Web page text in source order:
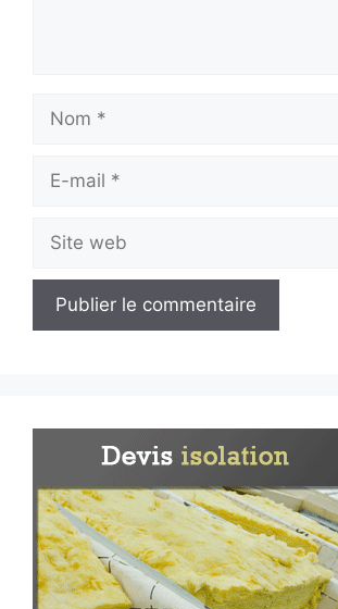
Nom
Site
web